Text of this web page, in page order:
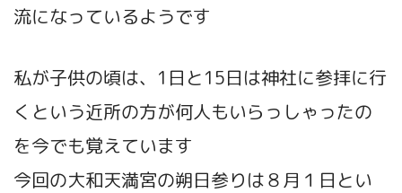
流になっているようです
私が子供の頃は、1日と15日は神社に参拝に行
くという近所の方が何人もいらっしゃったの
を今でも覚えています
今回の大和天満宮の朔日参りは８月１日とい